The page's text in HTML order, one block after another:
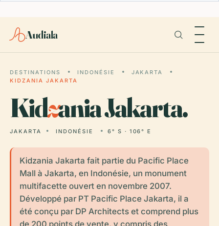
Audiala
DESTINATIONS INDONÉSIE
JAKARTA
KIDZANIA JAKARTA
Kidzania Jakarta.
JAKARTA INDONÉSIE 6° S · 106° E
Kidzania Jakarta fait partie du Pacific Place
Mall à Jakarta, en Indonésie, un monument
multifacette ouvert en novembre 2007.
Développé par PT Pacific Place Jakarta, il a
été conçu par DP Architects et comprend plus
de 200 points de vente, y compris des